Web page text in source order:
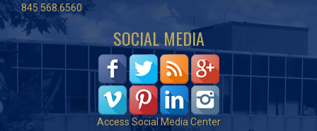
845.568.6560
SOCIAL MEDIA
Access Social Media Center